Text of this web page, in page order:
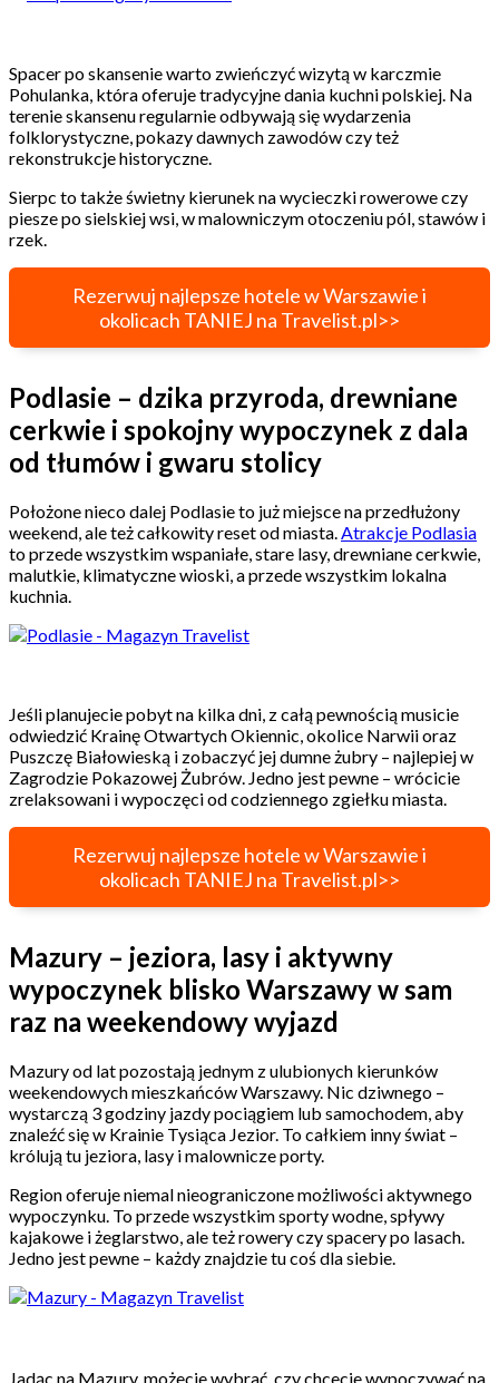
Spacer po skansenie warto zwieńczyć wizytą w karczmie
Pohulanka, która oferuje tradycyjne dania kuchni polskiej. Na
terenie skansenu regularnie odbywają się wydarzenia
folklorystyczne, pokazy dawnych zawodów czy też
rekonstrukcje historyczne.
Sierpc to także świetny kierunek na wycieczki rowerowe czy
piesze po sielskiej wsi, w malowniczym otoczeniu pól, stawów i
rzek.
Rezerwuj najlepsze hotele w Warszawie i
okolicach TANIEJ na Travelist.pl>>
Podlasie – dzika przyroda, drewniane
cerkwie i spokojny wypoczynek z dala
od tłumów i gwaru stolicy
Położone nieco dalej Podlasie to już miejsce na przedłużony
weekend, ale też całkowity reset od miasta. Atrakcje Podlasia
to przede wszystkim wspaniałe, stare lasy, drewniane cerkwie,
malutkie, klimatyczne wioski, a przede wszystkim lokalna
kuchnia.
Jeśli planujecie pobyt na kilka dni, z całą pewnością musicie
odwiedzić Krainę Otwartych Okiennic, okolice Narwii oraz
Puszczę Białowieską i zobaczyć jej dumne żubry – najlepiej w
Zagrodzie Pokazowej Żubrów. Jedno jest pewne – wrócicie
zrelaksowani i wypoczęci od codziennego zgiełku miasta.
Rezerwuj najlepsze hotele w Warszawie i
okolicach TANIEJ na Travelist.pl>>
Mazury – jeziora, lasy i aktywny
wypoczynek blisko Warszawy w sam
raz na weekendowy wyjazd
Mazury od lat pozostają jednym z ulubionych kierunków
weekendowych mieszkańców Warszawy. Nic dziwnego –
wystarczą 3 godziny jazdy pociągiem lub samochodem, aby
znaleźć się w Krainie Tysiąca Jezior. To całkiem inny świat –
królują tu jeziora, lasy i malownicze porty.
Region oferuje niemal nieograniczone możliwości aktywnego
wypoczynku. To przede wszystkim sporty wodne, spływy
kajakowe i żeglarstwo, ale też rowery czy spacery po lasach.
Jedno jest pewne – każdy znajdzie tu coś dla siebie.
Jadąc na Mazury, możecie wybrać, czy chcecie wypoczywać na